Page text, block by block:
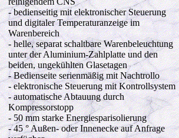
- bedienseitig mit elektronischer Steuerung
und digitaler Temperaturanzeige im
Warenbereich
- helle, separat schaltbare Warenbeleuchtung
unter der Aluminium-Zahlplatte und den
beiden, ungekühlten Glasetagen
- Bedienseite serienmäßig mit Nachtrollo
- elektronische Steuerung mit Kontrollsystem
- automatische Abtauung durch
Kompressorstopp
- 50 mm starke Energiesparisolierung
- 45 ° Außen- oder Innenecke auf Anfrage